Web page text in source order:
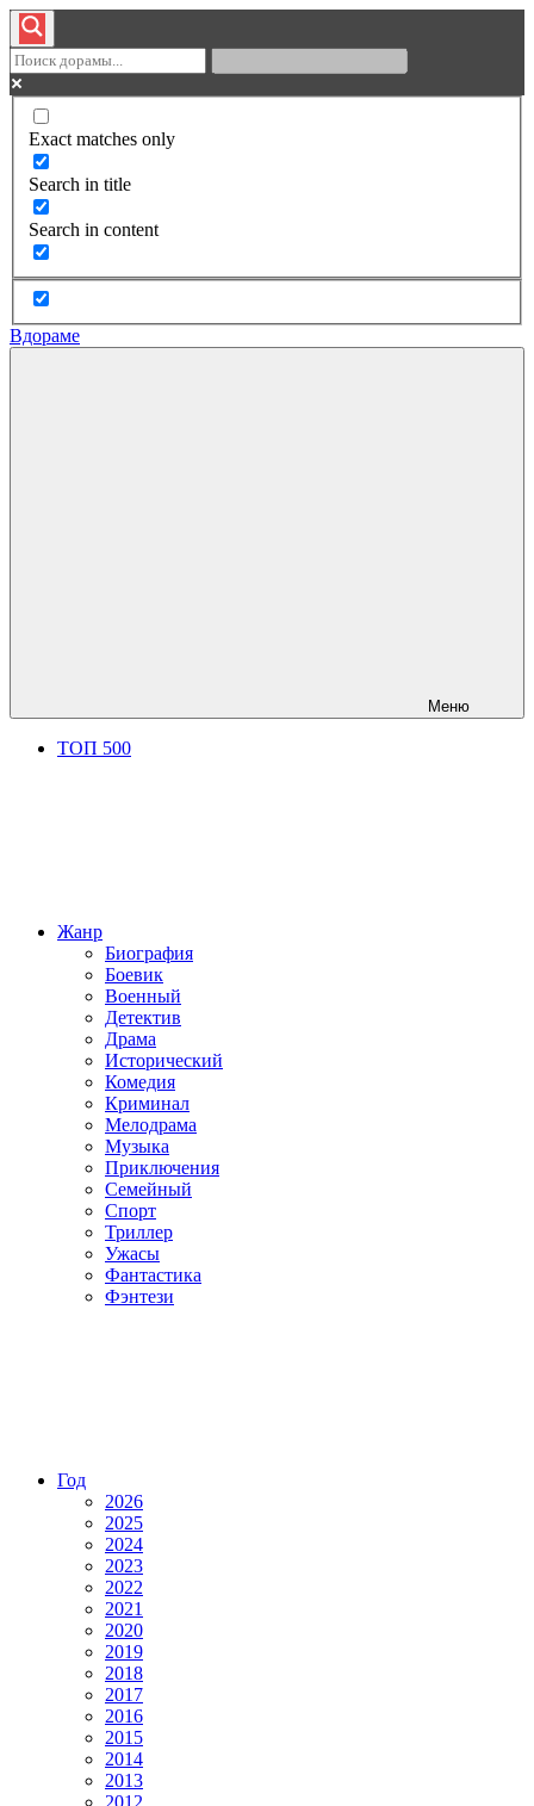
Exact matches only
Search in title
Search in content
Вдораме
Меню
ТОП 500
Жанр
Биография
Боевик
Военный
Детектив
Драма
Исторический
Комедия
Криминал
Мелодрама
Музыка
Приключения
Семейный
Спорт
Триллер
Ужасы
Фантастика
Фэнтези
Год
2026
2025
2024
2023
2022
2021
2020
2019
2018
2017
2016
2015
2014
2013